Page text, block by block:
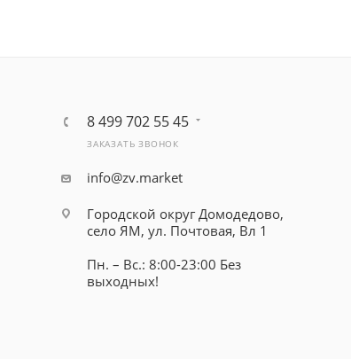
8 499 702 55 45
ЗАКАЗАТЬ ЗВОНОК
info@zv.market
Городской округ Домодедово,
село ЯМ, ул. Почтовая, Вл 1
Пн. – Вс.: 8:00-23:00 Без
выходных!